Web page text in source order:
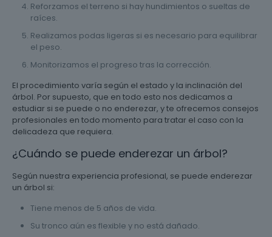
Reforzamos el terreno si hay hundimientos o sueltas de
raíces.
Realizamos podas ligeras si es necesario para equilibrar
el peso.
Monitorizamos el progreso tras la corrección.
El procedimiento varía según el estado y la inclinación del
árbol. Por supuesto, que en todo esto nos dedicamos a
estudiar si se puede o no enderezar, y te ofrecemos consejos
profesionales en todo momento para tratar el caso con la
delicadeza que requiera.
¿Cuándo se puede enderezar un árbol?
Según nuestra experiencia profesional, se puede enderezar
un árbol si:
Tiene menos de 5 años de vida.
Su tronco aún es flexible y no está dañado.